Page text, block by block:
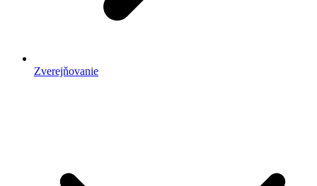
Zverejňovanie